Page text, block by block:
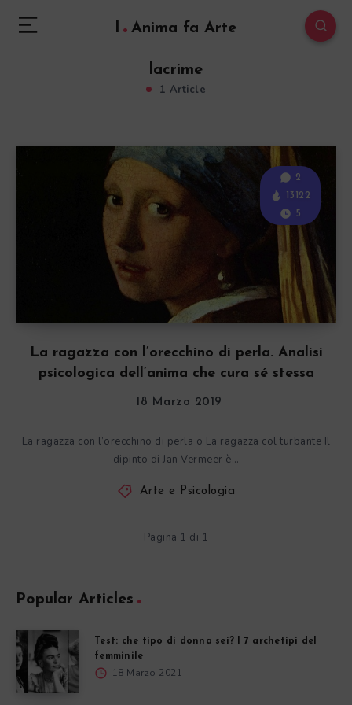
l Anima fa Arte
lacrime
1 Article
La ragazza con l’orecchino di perla. Analisi
psicologica dell’anima che cura sé stessa
2
13122
5
18 Marzo 2019
La ragazza con l’orecchino di perla o La ragazza col turbante Il
dipinto di Jan Vermeer è…
Arte e Psicologia
Pagina 1 di 1
Popular Articles
Test: che tipo di donna sei? I 7 archetipi del
femminile
18 Marzo 2021